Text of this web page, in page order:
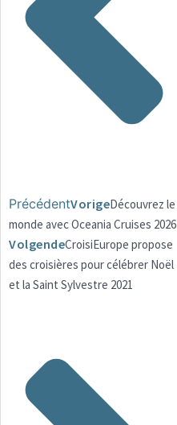
PrécédentVorigeDécouvrez le
monde avec Oceania Cruises 2026
VolgendeCroisiEurope propose
des croisières pour célébrer Noël
et la Saint Sylvestre 2021